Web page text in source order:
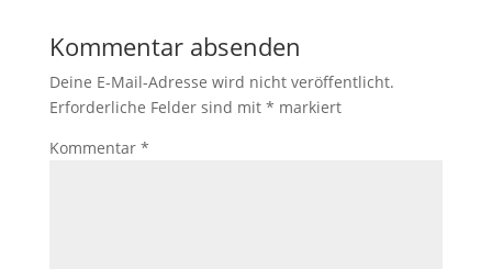
Kommentar absenden
Deine E-Mail-Adresse wird nicht veröffentlicht.
Erforderliche Felder sind mit * markiert
Kommentar *